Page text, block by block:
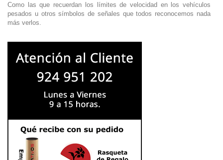
Como las que recuerdan los límites de velocidad en los vehículos
pesados u otros símbolos de señales que todos reconocemos nada
más verlos.